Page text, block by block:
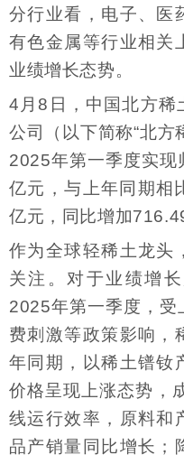
分行业看，电子、医
有色金属等行业相关
业绩增长态势。
4月8日，中国北方稀
公司（以下简称“北方
2025年第一季度实
亿元，与上年同期相
亿元，同比增加
作为全球轻稀土龙头
关注。对于业绩增
2025年第一季度，受
费刺激等政策影响，
年同期，以稀土镨钕
价格呈现上涨态势，
线运行效率，原料和
品产销量同比增长；